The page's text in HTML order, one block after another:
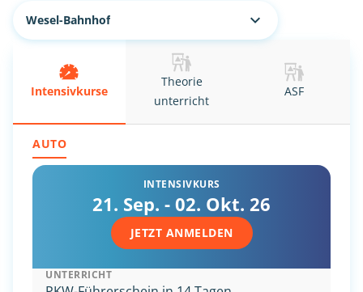
Wesel-Bahnhof
Intensivkurse
Theorie
unterricht
ASF
AUTO
INTENSIVKURS
21. Sep. - 02. Okt. 26
JETZT ANMELDEN
UNTERRICHT